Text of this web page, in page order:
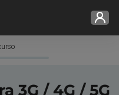
3G / 4G / 5G